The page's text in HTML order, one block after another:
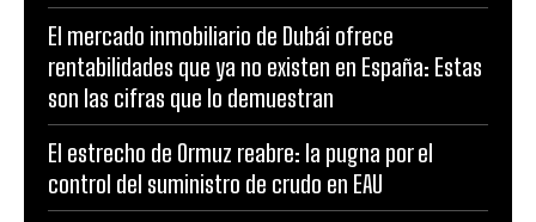
El mercado inmobiliario de Dubái ofrece
rentabilidades que ya no existen en España: Estas
son las cifras que lo demuestran
El estrecho de Ormuz reabre: la pugna por el
control del suministro de crudo en EAU